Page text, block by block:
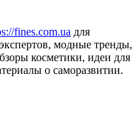
fines.com.ua для
модные тренды,
косметики, идеи для
о саморазвитии.